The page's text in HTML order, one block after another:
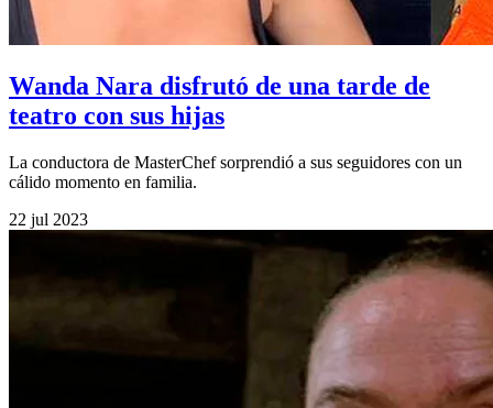
Wanda Nara disfrutó de una tarde de
teatro con sus hijas
La conductora de MasterChef sorprendió a sus seguidores con un
cálido momento en familia.
22 jul 2023